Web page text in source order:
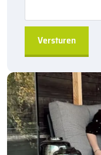
deRWS-banden
zijn, zelfs bij slecht
DeKijlstra RWS-band
voor het afscheiden van
Rijkswaterstaat-
afscheiding die bestand
verkeer.